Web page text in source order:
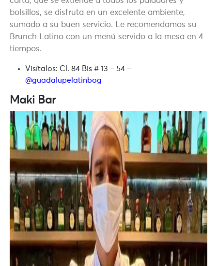
bolsillos, se disfruta en un excelente ambiente,
sumado a su buen servicio. Le recomendamos su
Brunch Latino con un menú servido a la mesa en 4
tiempos.
Visítalos: Cl. 84 Bis # 13 – 54 –
@guadalupelatinbog
Maki Bar